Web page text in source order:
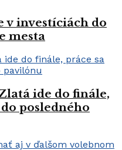
v investíciách do
mesta
ide do finále,
posledného